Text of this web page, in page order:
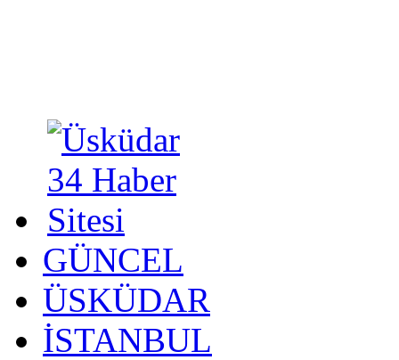
GÜNCEL
ÜSKÜDAR
İSTANBUL